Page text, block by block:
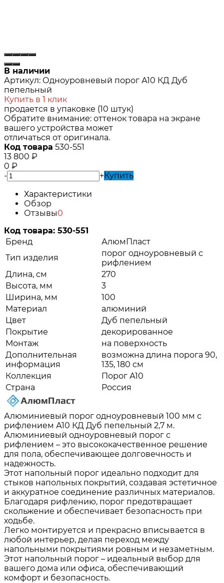
В наличии
Артикул: Одноуровневый порог А10 КД Дуб
пепельный
Купить в 1 клик
продается в упаковке (10 штук)
Обратите внимание: оттенок товара на экране
вашего устройства может
отличаться от оригинала.
Код товара 530-551
13 800 ₽
0 ₽
-
+Купить
Характеристики
Обзор
Отзывы0
Код товара: 530-551
Бренд
АлюмПласт
Тип изделия
порог одноуровневый с
рифлением
Длина, см
270
Высота, мм
3
Ширина, мм
100
Материал
алюминий
Цвет
Дуб пепельный
Покрытие
декорированное
Монтаж
на поверхность
Дополнительная
информация
возможна длина порога 90,
135, 180 см
Коллекция
Порог А10
Страна
Россия
Алюминиевый порог одноуровневый 100 мм с
рифлением А10 КД Дуб пепельный 2,7 м.
Алюминиевый одноуровневый порог с
рифлением – это высококачественное решение
для пола, обеспечивающее долговечность и
надежность.
Этот напольный порог идеально подходит для
стыков напольных покрытий, создавая эстетичное
и аккуратное соединение различных материалов.
Благодаря рифлению, порог предотвращает
скольжение и обеспечивает безопасность при
ходьбе.
Легко монтируется и прекрасно вписывается в
любой интерьер, делая переход между
напольными покрытиями ровным и незаметным.
Этот напольный порог – идеальный выбор для
вашего дома или офиса, обеспечивающий
комфорт и безопасность.